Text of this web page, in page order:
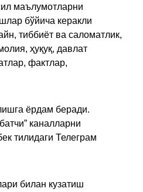
маълумотларни
бўйича керакли
тиббиёт ва саломатлик,
ҳуқуқ, давлат
фактлар,
ёрдам беради.
каналларни
тилидаги Телеграм
билан кузатиш